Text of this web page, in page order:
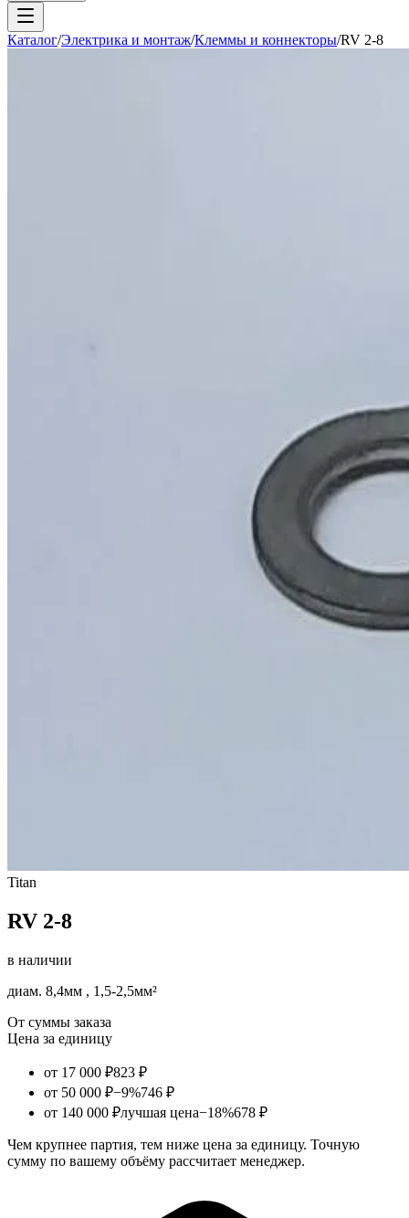
Каталог/Электрика и монтаж/Клеммы и коннекторы/RV 2-8
Titan
RV 2-8
в наличии
диам. 8,4мм , 1,5-2,5мм²
От суммы заказа
Цена за единицу
от 17 000 ₽823 ₽
от 50 000 ₽−9%746 ₽
от 140 000 ₽лучшая цена−18%678 ₽
Чем крупнее партия, тем ниже цена за единицу. Точную
сумму по вашему объёму рассчитает менеджер.